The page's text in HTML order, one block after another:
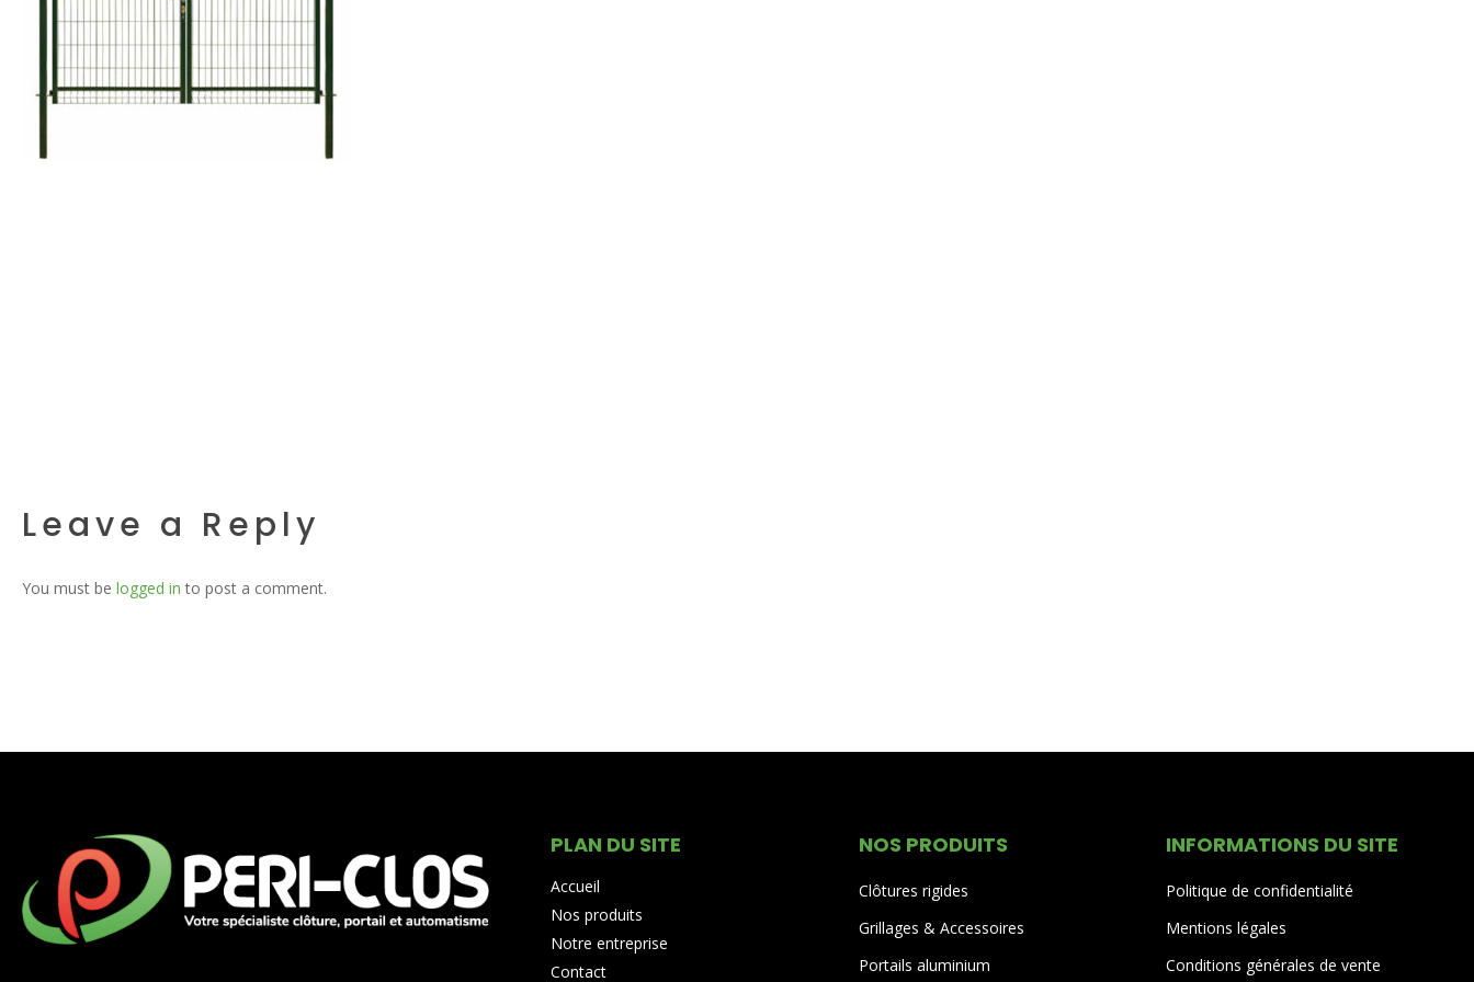
Leave a Reply
You must be logged in to post a comment.
PLAN DU SITE
Accueil
Nos produits
Notre entreprise
Contact
NOS PRODUITS
Clôtures rigides
Grillages & Accessoires
Portails aluminium
INFORMATIONS DU SITE
Politique de confidentialité
Mentions légales
Conditions générales de vente